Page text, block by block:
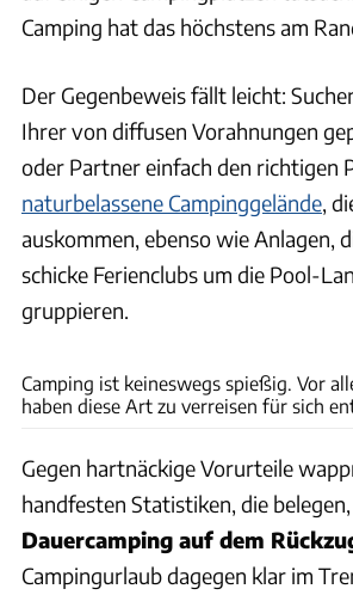
Camping hat das höchstens am
Der Gegenbeweis fällt leicht:
Ihrer von diffusen Vorahnungen
oder Partner einfach den richtigen
naturbelassene Campinggelände,
auskommen, ebenso wie Anlagen,
schicke Ferienclubs um die Pool-
gruppieren.
Camping ist keineswegs spießig. Vor
haben diese Art zu verreisen für sich
Gegen hartnäckige Vorurteile
handfesten Statistiken, die
Dauercamping auf dem
Campingurlaub dagegen klar im